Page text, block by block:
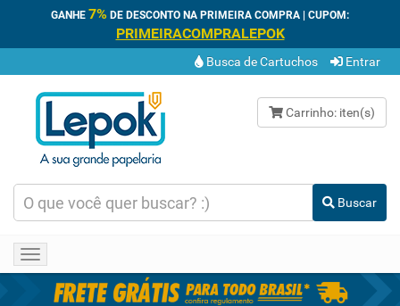
GANHE 7% DE DESCONTO NA PRIMEIRA COMPRA | CUPOM:
PRIMEIRACOMPRALEPOK
Busca de Cartuchos Entrar
Carrinho: iten(s)
Buscar
Toggle
navigation